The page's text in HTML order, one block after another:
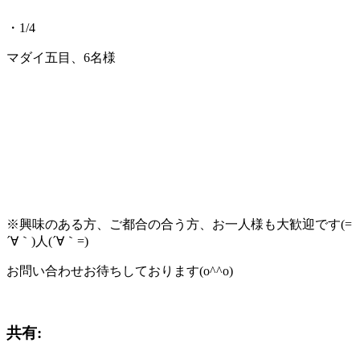
・1/4
マダイ五目、6名様
※興味のある方、ご都合の合う方、お一人様も大歓迎です(=
´∀｀)人(´∀｀=)
お問い合わせお待ちしております(o^^o)
共有: